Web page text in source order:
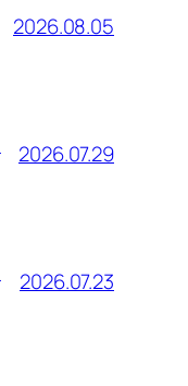
2026.08.05
2026.07.29
2026.07.23